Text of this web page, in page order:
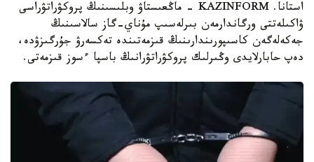
استانا. KAZINFORM - ماڭعىستاۋ وبلىسىنىڭ پروكۋراتۋراسى
ۋاكىلەتتى ورگاندارمەن بىرلەسىپ مۇناي-گاز سالاسىنىڭ
جەكەلەگەن كاسىپورىندارىنىڭ قىزمەتىندە تەكسەرۋ جۇرگىزۋدە،
دەپ حابارلايدى وڭىرلىك پروكۋراتۋرانىڭ باسپا ءسوز قىزمەتى.